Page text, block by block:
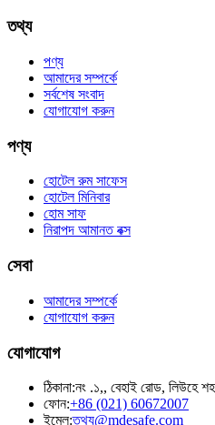
তথ্য
পণ্য
আমাদের সম্পর্কে
সর্বশেষ সংবাদ
যোগাযোগ করুন
পণ্য
হোটেল রুম সাফেস
হোটেল মিনিবার
হোম সাফ
নিরাপদ আমানত বক্স
সেবা
আমাদের সম্পর্কে
যোগাযোগ করুন
যোগাযোগ
ঠিকানা:নং .১,, বেহাই রোড, লিউহে
ফোন:+86 (021) 60672007
ইমেল:তথ্য@mdesafe.com